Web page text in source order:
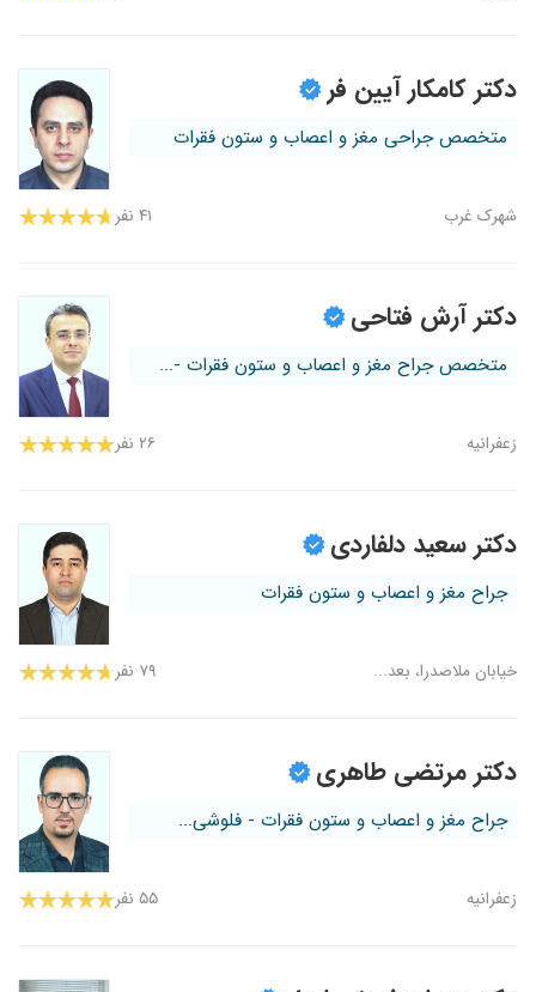
دکتر کامکار آیین فر
متخصص جراحی مغز و اعصاب و ستون فقرات
شهرک غرب ۴۱ نفر
دکتر آرش فتاحی
متخصص جراح مغز و اعصاب و ستون فقرات -...
زعفرانیه ۲۶ نفر
دکتر سعید دلفاردی
جراح مغز و اعصاب و ستون فقرات
خیابان ملاصدرا، بعد... ۷۹ نفر
دکتر مرتضی طاهری
جراح مغز و اعصاب و ستون فقرات - فلوشی...
زعفرانیه ۵۵ نفر